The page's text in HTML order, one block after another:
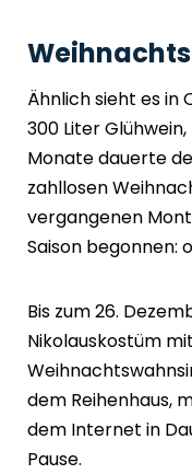
Ähnlich sieht es in
300 Liter
Monate dauerte
zahllosen
vergangenen
Saison begonnen:
Bis zum 26.
Nikolauskostüm
dem Reihenhaus,
dem Internet in
Pause.